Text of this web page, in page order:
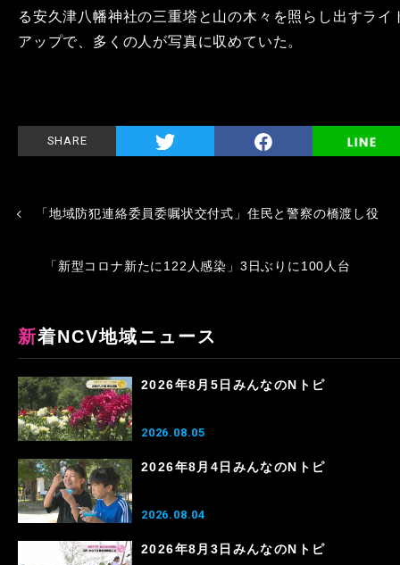
る安久津八幡神社の三重塔と山の木々を照らし出すライ
アップで、多くの人が写真に収めていた。
SHARE
「地域防犯連絡委員委嘱状交付式」住民と警察の橋渡し役
「新型コロナ新たに122人感染」3日ぶりに100人台
新着NCV地域ニュース
2026年8月5日みんなのNトピ
2026.08.05
2026年8月4日みんなのNトピ
2026.08.04
2026年8月3日みんなのNトピ